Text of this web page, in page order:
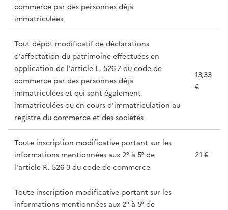
commerce par des personnes déjà
immatriculées
Tout dépôt modificatif de déclarations
d'affectation du patrimoine effectuées en
application de l'article L. 526-7 du code de
commerce par des personnes déjà
immatriculées et qui sont également
immatriculées ou en cours d'immatriculation au
registre du commerce et des sociétés
13,33
€
Toute inscription modificative portant sur les
informations mentionnées aux 2° à 5° de
l'article R. 526-3 du code de commerce
21 €
Toute inscription modificative portant sur les
informations mentionnées aux 2° à 5° de